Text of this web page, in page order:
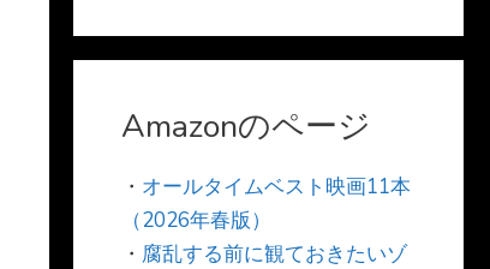
Amazonのページ
・ オールタイムベスト映画11本
（2026年春版）
・ 腐乱する前に観ておきたいゾ